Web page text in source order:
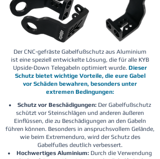
Der CNC-gefräste Gabelfußschutz aus Aluminium
ist eine speziell entwickelte Lösung, die für alle KYB
Upside-Down Telegabeln optimiert wurde. Dieser
Schutz bietet wichtige Vorteile, die eure Gabel
vor Schäden bewahren, besonders unter
extremen Bedingungen:
Schutz vor Beschädigungen: Der Gabelfußschutz
schützt vor Steinschlägen und anderen äußeren
Einflüssen, die zu Beschädigungen an den Gabeln
führen können. Besonders in anspruchsvollem Gelände,
wie beim Extremenduro, wird der Schutz des
Gabelfußes deutlich verbessert.
Hochwertiges Aluminium: Durch die Verwendung